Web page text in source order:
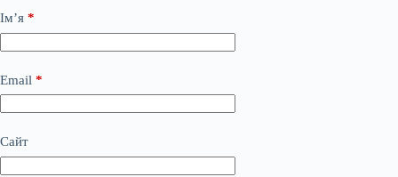
Ім’я *
Email *
Сайт